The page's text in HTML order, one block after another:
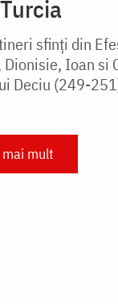
sfinți din
Ioan si
Deciu (249-
mult